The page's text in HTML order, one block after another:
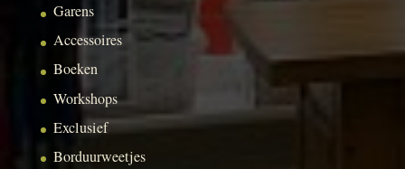
Garens
Accessoires
Boeken
Workshops
Exclusief
Borduurweetjes